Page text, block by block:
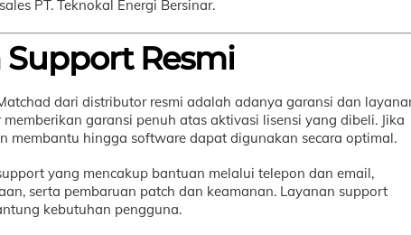
PT. Teknokal Energi Bersinar.
Support Resmi
dari distributor resmi adalah adanya garansi dan
garansi penuh atas aktivasi lisensi yang dibeli. Jika
membantu hingga software dapat digunakan secara optimal.
yang mencakup bantuan melalui telepon dan email,
serta pembaruan patch dan keamanan. Layanan support
kebutuhan pengguna.